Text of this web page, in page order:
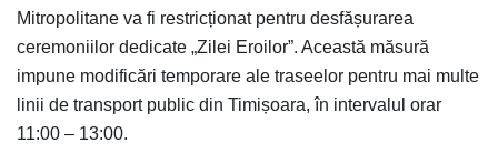
Mitropolitane va fi restricționat pentru desfășurarea
ceremoniilor dedicate „Zilei Eroilor”. Această măsură
impune modificări temporare ale traseelor pentru mai multe
linii de transport public din Timișoara, în intervalul orar
11:00 – 13:00.